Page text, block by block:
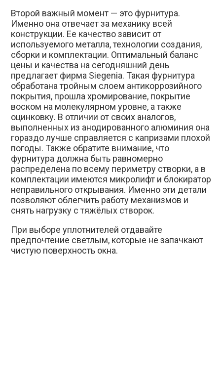
Второй важный момент — это фурнитура.
Именно она отвечает за механику всей
конструкции. Ее качество зависит от
используемого металла, технологии создания,
сборки и комплектации. Оптимальный баланс
цены и качества на сегодняшний день
предлагает фирма Siegenia. Такая фурнитура
обработана тройным слоем антикоррозийного
покрытия, прошла хромирование, покрытие
воском на молекулярном уровне, а также
оцинковку. В отличии от своих аналогов,
выполненных из анодированного алюминия она
гораздо лучше справляется с капризами плохой
погоды. Также обратите внимание, что
фурнитура должна быть равномерно
распределена по всему периметру створки, а в
комплектации имеются микролифт и блокиратор
неправильного открывания. Именно эти детали
позволяют облегчить работу механизмов и
снять нагрузку с тяжёлых створок.
При выборе уплотнителей отдавайте
предпочтение светлым, которые не запачкают
чистую поверхность окна.